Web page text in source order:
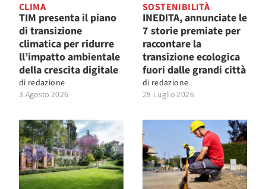
CLIMA
TIM presenta il piano
di transizione
climatica per ridurre
ll’impatto ambientale
della crescita digitale
di redazione
3 Agosto 2026
SOSTENIBILITÀ
INEDITA, annunciate le
7 storie premiate per
raccontare la
transizione ecologica
fuori dalle grandi città
di redazione
28 Luglio 2026